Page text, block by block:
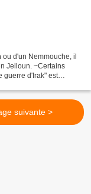
d'un Nemmouche, il
Jelloun. ~Certains
guerre d'Irak" est
suivante >